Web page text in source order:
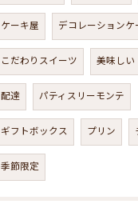
ケーキ屋 デコレーションケ
こだわりスイーツ 美味しい
配達 パティスリーモンテ
ギフトボックス プリン
季節限定